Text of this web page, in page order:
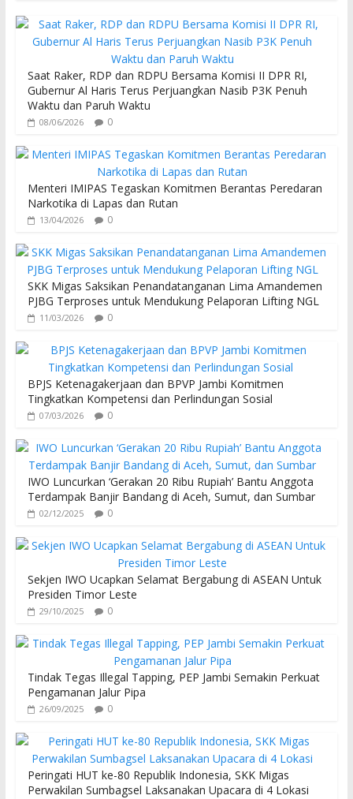
e
b
o
o
k
itt
er
at
s
A
p
p
Saat Raker, RDP dan RDPU Bersama Komisi II DPR RI,
Gubernur Al Haris Terus Perjuangkan Nasib P3K Penuh
Waktu dan Paruh Waktu
08/06/2026 0
Menteri IMIPAS Tegaskan Komitmen Berantas Peredaran
Narkotika di Lapas dan Rutan
13/04/2026 0
SKK Migas Saksikan Penandatanganan Lima Amandemen
PJBG Terproses untuk Mendukung Pelaporan Lifting NGL
11/03/2026 0
BPJS Ketenagakerjaan dan BPVP Jambi Komitmen
Tingkatkan Kompetensi dan Perlindungan Sosial
07/03/2026 0
IWO Luncurkan ‘Gerakan 20 Ribu Rupiah’ Bantu Anggota
Terdampak Banjir Bandang di Aceh, Sumut, dan Sumbar
02/12/2025 0
Sekjen IWO Ucapkan Selamat Bergabung di ASEAN Untuk
Presiden Timor Leste
29/10/2025 0
Tindak Tegas Illegal Tapping, PEP Jambi Semakin Perkuat
Pengamanan Jalur Pipa
26/09/2025 0
Peringati HUT ke-80 Republik Indonesia, SKK Migas
Perwakilan Sumbagsel Laksanakan Upacara di 4 Lokasi